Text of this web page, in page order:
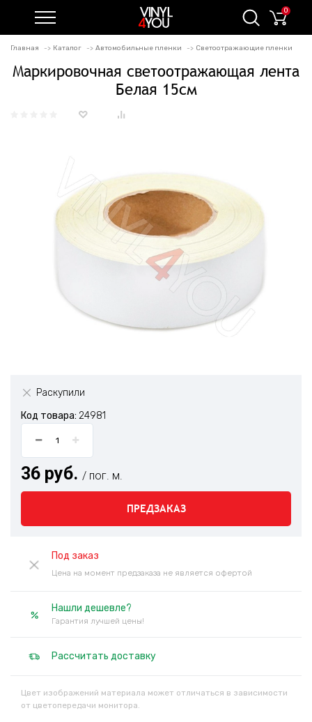
0
Главная Каталог Автомобильные пленки Светоотражающие пленки
Маркировочная светоотражающая лента
Белая 15см
Раскупили
Код товара: 24981
36 руб. / пог. м.
ПРЕДЗАКАЗ
Под заказ
Цена на момент предзаказа не является офертой
Нашли дешевле?
Гарантия лучшей цены!
Рассчитать доставку
Цвет изображений материала может отличаться в зависимости
от цветопередачи монитора.